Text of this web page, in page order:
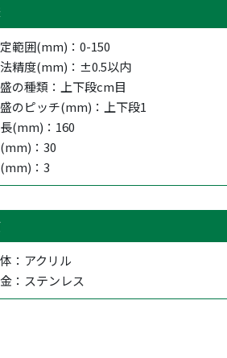
範囲(mm)：0-150
精度(mm)：±0.5以内
の種類：上下段cm目
のピッチ(mm)：上下段1
(mm)：160
：30
：3
：アクリル
：ステンレス